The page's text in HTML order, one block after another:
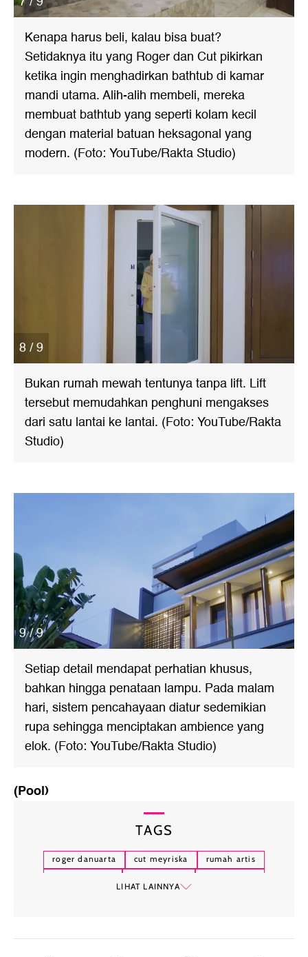
Kenapa harus beli, kalau bisa buat?
Setidaknya itu yang Roger dan Cut pikirkan
ketika ingin menghadirkan bathtub di kamar
mandi utama. Alih-alih membeli, mereka
membuat bathtub yang seperti kolam kecil
dengan material batuan heksagonal yang
modern. (Foto: YouTube/Rakta Studio)
8 / 9
Bukan rumah mewah tentunya tanpa lift. Lift
tersebut memudahkan penghuni mengakses
dari satu lantai ke lantai. (Foto: YouTube/Rakta
Studio)
9 / 9
Setiap detail mendapat perhatian khusus,
bahkan hingga penataan lampu. Pada malam
hari, sistem pencahayaan diatur sedemikian
rupa sehingga menciptakan ambience yang
elok. (Foto: YouTube/Rakta Studio)
(Pool)
TAGS
roger danuarta cut meyriska
rumah artis
LIHAT LAINNYA